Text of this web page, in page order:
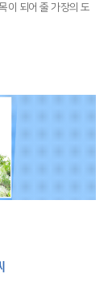
이 되어 줄 가장의 도